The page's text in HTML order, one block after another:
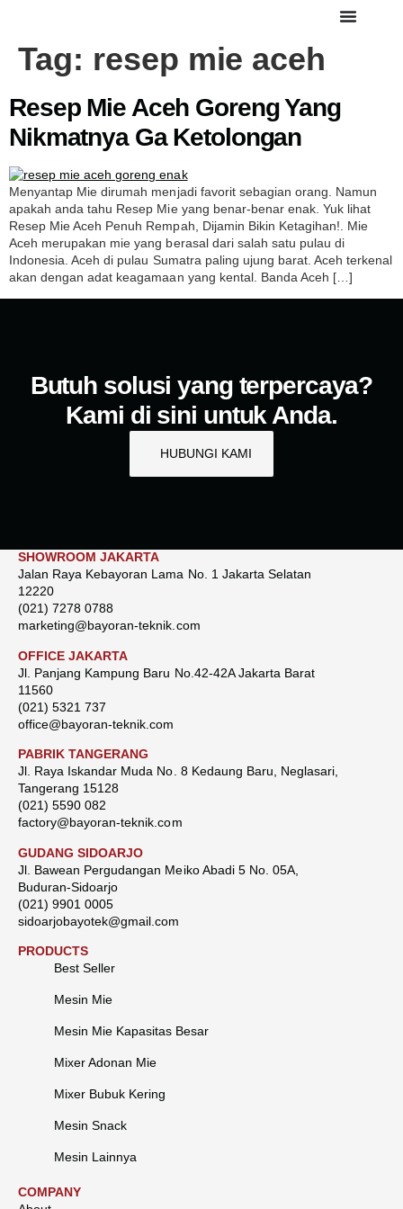
Tag: resep mie aceh
Resep Mie Aceh Goreng Yang
Nikmatnya Ga Ketolongan
Menyantap Mie dirumah menjadi favorit sebagian orang. Namun
apakah anda tahu Resep Mie yang benar-benar enak. Yuk lihat
Resep Mie Aceh Penuh Rempah, Dijamin Bikin Ketagihan!. Mie
Aceh merupakan mie yang berasal dari salah satu pulau di
Indonesia. Aceh di pulau Sumatra paling ujung barat. Aceh terkenal
akan dengan adat keagamaan yang kental. Banda Aceh […]
Butuh solusi yang terpercaya?
Kami di sini untuk Anda.
HUBUNGI KAMI
SHOWROOM JAKARTA
Jalan Raya Kebayoran Lama No. 1 Jakarta Selatan
12220
(021) 7278 0788
marketing@bayoran-teknik.com
OFFICE JAKARTA
Jl. Panjang Kampung Baru No.42-42A Jakarta Barat
11560
(021) 5321 737
office@bayoran-teknik.com
PABRIK TANGERANG
Jl. Raya Iskandar Muda No. 8 Kedaung Baru, Neglasari,
Tangerang 15128
(021) 5590 082
factory@bayoran-teknik.com
GUDANG SIDOARJO
Jl. Bawean Pergudangan Meiko Abadi 5 No. 05A,
Buduran-Sidoarjo
(021) 9901 0005
sidoarjobayotek@gmail.com
PRODUCTS
Best Seller
Mesin Mie
Mesin Mie Kapasitas Besar
Mixer Adonan Mie
Mixer Bubuk Kering
Mesin Snack
Mesin Lainnya
COMPANY